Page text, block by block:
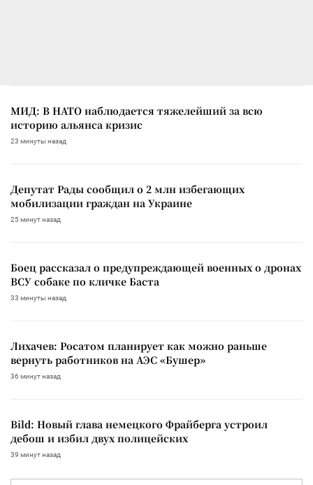
МИД: В НАТО наблюдается тяжелейший за всю
историю альянса кризис
23 минуты назад
Депутат Рады сообщил о 2 млн избегающих
мобилизации граждан на Украине
25 минут назад
Боец рассказал о предупреждающей военных о дронах
ВСУ собаке по кличке Баста
33 минуты назад
Лихачев: Росатом планирует как можно раньше
вернуть работников на АЭС «Бушер»
36 минут назад
Bild: Новый глава немецкого Фрайберга устроил
дебош и избил двух полицейских
39 минут назад